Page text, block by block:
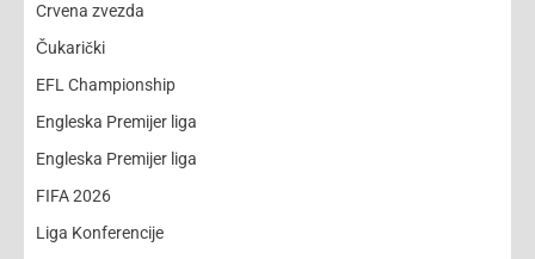
Crvena zvezda
Čukarički
EFL Championship
Engleska Premijer liga
Engleska Premijer liga
FIFA 2026
Liga Konferencije